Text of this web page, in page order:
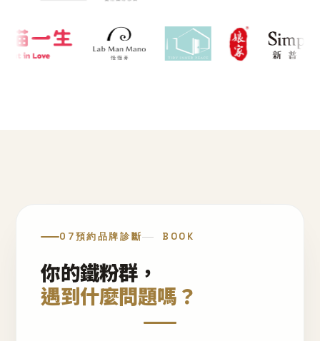
07預約品牌診斷 BOOK
你的鐵粉群，
遇到什麼問題嗎？